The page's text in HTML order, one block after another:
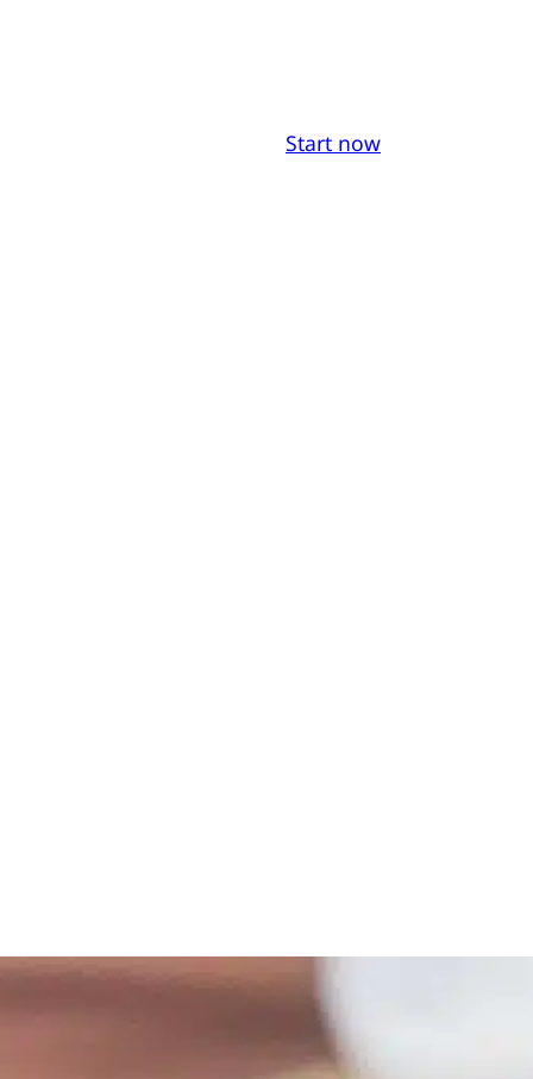
Start now